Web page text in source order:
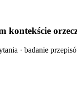
kontekście
· badanie